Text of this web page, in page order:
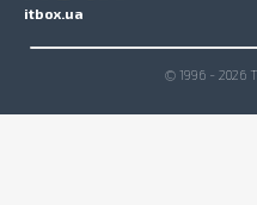
itbox.ua
© 1996 - 2026